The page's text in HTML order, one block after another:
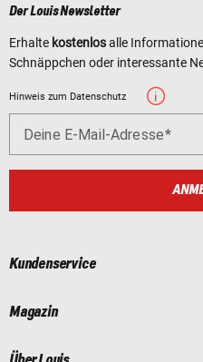
Der Louis Newsletter
Erhalte kostenlosalle
Schnäppchen oder interessante
Hinweis zum Datenschutz
Deine E-Mail-Adresse
Kundenservice
Magazin